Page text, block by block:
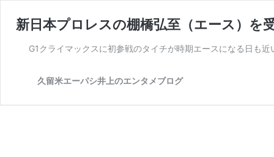
新日本プロレスの棚橋弘至（エース）を
G1クライマックスに初参戦のタイチが時期エースになる日も
久留米エーパシ井上のエンタメブログ